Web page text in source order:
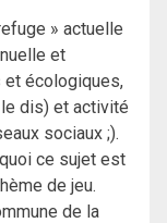
» actuelle
et
et écologiques,
dis) et activité
sociaux ;).
ce sujet est
de jeu.
de la